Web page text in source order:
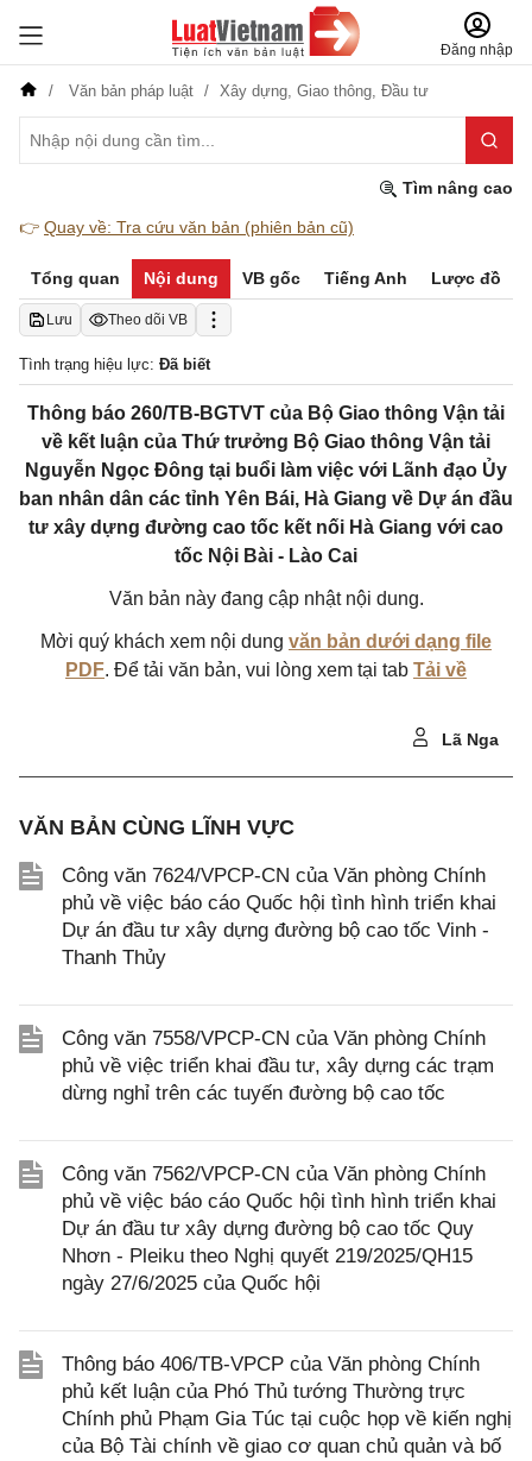
Đăng nhập
Văn bản pháp luật Xây dựng, Giao thông, Đầu tư
Tìm nâng cao
👉 Quay về: Tra cứu văn bản (phiên bản cũ)
Tổng quan Nội dung VB gốc Tiếng Anh Lược đồ
Lưu Theo dõi VB
Tình trạng hiệu lực: Đã biết
Thông báo 260/TB-BGTVT của Bộ Giao thông Vận tải
về kết luận của Thứ trưởng Bộ Giao thông Vận tải
Nguyễn Ngọc Đông tại buổi làm việc với Lãnh đạo Ủy
ban nhân dân các tỉnh Yên Bái, Hà Giang về Dự án đầu
tư xây dựng đường cao tốc kết nối Hà Giang với cao
tốc Nội Bài - Lào Cai
Văn bản này đang cập nhật nội dung.
Mời quý khách xem nội dung văn bản dưới dạng file
PDF. Để tải văn bản, vui lòng xem tại tab Tải về
Lã Nga
VĂN BẢN CÙNG LĨNH VỰC
Công văn 7624/VPCP-CN của Văn phòng Chính
phủ về việc báo cáo Quốc hội tình hình triển khai
Dự án đầu tư xây dựng đường bộ cao tốc Vinh -
Thanh Thủy
Công văn 7558/VPCP-CN của Văn phòng Chính
phủ về việc triển khai đầu tư, xây dựng các trạm
dừng nghỉ trên các tuyến đường bộ cao tốc
Công văn 7562/VPCP-CN của Văn phòng Chính
phủ về việc báo cáo Quốc hội tình hình triển khai
Dự án đầu tư xây dựng đường bộ cao tốc Quy
Nhơn - Pleiku theo Nghị quyết 219/2025/QH15
ngày 27/6/2025 của Quốc hội
Thông báo 406/TB-VPCP của Văn phòng Chính
phủ kết luận của Phó Thủ tướng Thường trực
Chính phủ Phạm Gia Túc tại cuộc họp về kiến nghị
của Bộ Tài chính về giao cơ quan chủ quản và bố